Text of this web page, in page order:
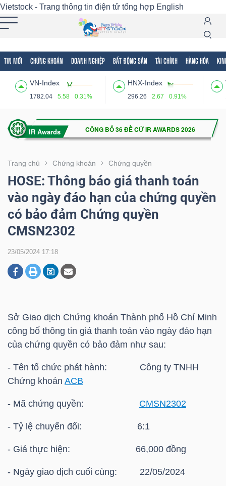
Vietstock - Trang thông tin điện tử tổng hợp English
TIN MỚI CHỨNG KHOÁN DOANH NGHIỆP BẤT ĐỘNG SẢN TÀI CHÍNH HÀNG HÓA
VN-Index
1782.04 5.58 0.31%
HNX-Index
296.26 2.67 0.91%
Trang chủ Chứng khoán Chứng quyền
HOSE: Thông báo giá thanh toán
vào ngày đáo hạn của chứng quyền
có bảo đảm Chứng quyền
CMSN2302
23/05/2024 17:18
Sở Giao dịch Chứng khoán Thành phố Hồ Chí Minh
công bố thông tin giá thanh toán vào ngày đáo hạn
của chứng quyền có bảo đảm như sau:
- Tên tổ chức phát hành: Công ty TNHH
Chứng khoán ACB
- Mã chứng quyền: CMSN2302
- Tỷ lệ chuyển đổi: 6:1
- Giá thực hiện: 66,000 đồng
- Ngày giao dịch cuối cùng: 22/05/2024
Tất cả Tính năng Ngành Mã chứng khoán
Tính
(-)
VIETSTOCK
CHỨNG
KHOÁN
NGHIỆP
BẤT
ĐỘNG
SẢN
HÓA